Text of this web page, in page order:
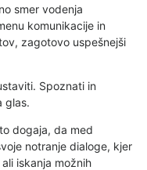
smer vodenja
komunikacije in
zagotovo uspešnejši
Spoznati in
glas.
dogaja, da med
notranje dialoge, kjer
iskanja možnih